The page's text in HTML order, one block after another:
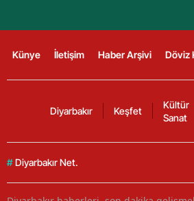
Künye İletişim Haber Arşivi Döviz
Diyarbakır Keşfet
Kültür
Sanat
# Diyarbakır Net.